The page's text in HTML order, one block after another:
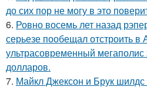
до сих пор не могу в это
6. Ровно восемь лет назад
серьезе пообещал отстроить в
ультрасовременный
долларов.
7. Майкл Джексон и Брук шилдс